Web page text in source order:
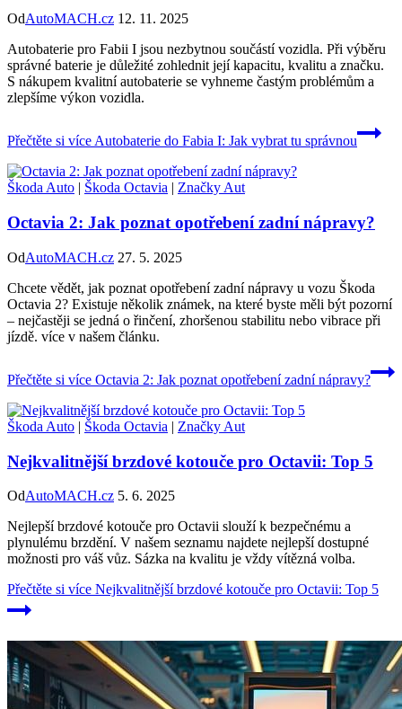
OdAutoMACH.cz 12. 11. 2025
Autobaterie pro Fabii I jsou nezbytnou součástí vozidla. Při výběru
správné baterie je důležité zohlednit její kapacitu, kvalitu a značku.
S nákupem kvalitní autobaterie se vyhneme častým problémům a
zlepšíme výkon vozidla.
Přečtěte si víceAutobaterie do Fabia I: Jak vybrat tu správnou
Škoda Auto | Škoda Octavia | Značky Aut
Octavia 2: Jak poznat opotřebení zadní nápravy?
OdAutoMACH.cz 27. 5. 2025
Chcete vědět, jak poznat opotřebení zadní nápravy u vozu Škoda
Octavia 2? Existuje několik známek, na které byste měli být pozorní
– nejčastěji se jedná o řinčení, zhoršenou stabilitu nebo vibrace při
jízdě. více v našem článku.
Přečtěte si více Octavia 2: Jak poznat opotřebení zadní nápravy?
Škoda Auto | Škoda Octavia | Značky Aut
Nejkvalitnější brzdové kotouče pro Octavii: Top 5
OdAutoMACH.cz 5. 6. 2025
Nejlepší brzdové kotouče pro Octavii slouží k bezpečnému a
plynulému brzdění. V našem seznamu najdete nejlepší dostupné
možnosti pro váš vůz. Sázka na kvalitu je vždy vítězná volba.
Přečtěte si více Nejkvalitnější brzdové kotouče pro Octavii: Top 5